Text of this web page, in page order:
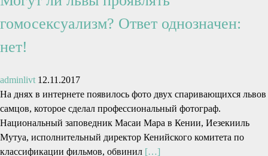
гомосексуализм? Ответ однозначен:
нет!
adminlivt 12.11.2017
На днях в интернете появилось фото двух спаривающихся львов
самцов, которое сделал профессиональный фотограф.
Национальный заповедник Масаи Мара в Кении, Иезекииль
Мутуа, исполнительный директор Кенийского комитета по
классификации фильмов, обвинил […]